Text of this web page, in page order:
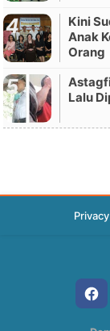
Kini
Anak
Orang
Lalu